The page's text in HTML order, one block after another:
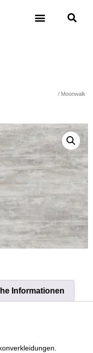
/ Moonwalk
Informationen